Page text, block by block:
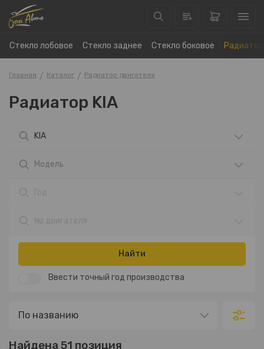
Стекло лобовое Стекло заднее Стекло боковое
Главная Каталог Радиатор двигателя
Радиатор KIA
KIA
Модель
Найти
Ввести точный год производства
Найдена 51 позиция